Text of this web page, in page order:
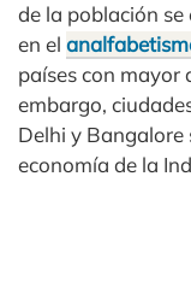
de la población
en el
países con mayor
embargo,
Delhi y Bangalore
economía de la